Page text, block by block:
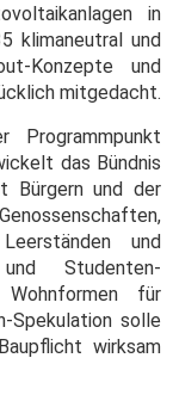
in
klimaneutral und
Konzepte und
mitgedacht.
Programmpunkt
das Bündnis
Bürgern und der
und
Studenten-
Wohnformen für
Spekulation solle
wirksam